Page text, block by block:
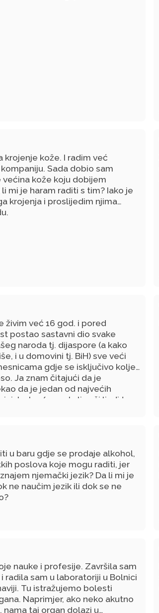
krojenje kože. I radim već
Sada dobio sam
kože koju dobijem
mi je haram raditi s tim? Iako je
krojenja i proslijedim njima
živim već 16 god. i pored
postao sastavni dio svake
naroda tj. dijaspore (a kako
i u domovini tj. BiH) sve veći
gdje se isključivo kolje
Ja znam čitajući da je
da je jedan od najvećih
krv/meso' ali naši ljudi to
mi ga ne jedemo mi ga samo
je u din-islamu dozvoljeno raditi
zabranjeno, može li se izdati
komentar/naredba/upozorenje
ne bi bili u zabludi i nek znaju
od Svevišnjeg nam
u baru gdje se prodaje alkohol,
poslova koje mogu raditi, jer
njemački jezik? Da li mi je
ne naučim jezik ili dok se ne
nauke i profesije. Završila sam
radila sam u laboratoriji u Bolnici
Tu istražujemo bolesti
Naprimjer, ako neko akutno
taj organ dolazi u